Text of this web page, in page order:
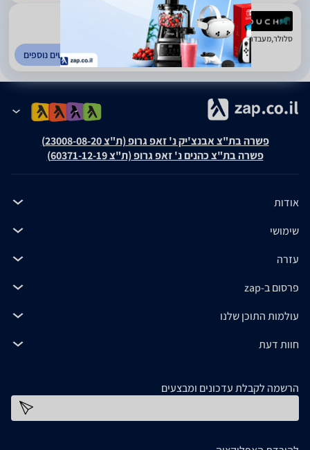
5
סלולר,מעבדה, אביזרים, גיימינג ומשחקים. פריסה ארצית
לפרטים נוספים
פשרה בת"צ אבנצ'יק נ' זאפ גרופ (ת"צ 23008-08-20)
פשרה בת"צ כהנים נ' זאפ גרופ (ת"צ 60371-12-19)
אודות
שימושי
עזרה
פרסום ב-zap
עולמות התוכן שלנו
חוות דעת
הרשמה לקבלת עדכונים ומבצעים